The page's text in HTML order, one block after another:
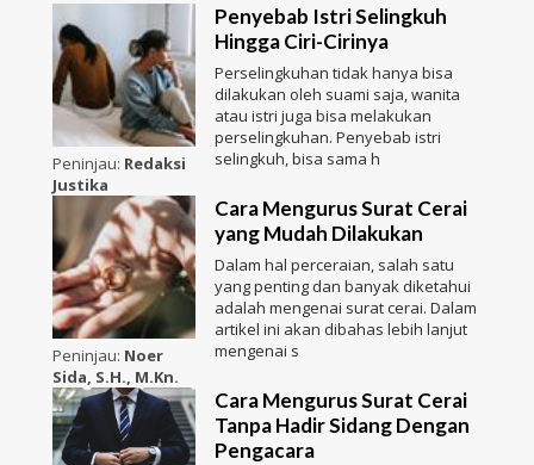
Peninjau: Redaksi
Justika
Penyebab Istri Selingkuh
Hingga Ciri-Cirinya
Perselingkuhan tidak hanya bisa
dilakukan oleh suami saja, wanita
atau istri juga bisa melakukan
perselingkuhan. Penyebab istri
selingkuh, bisa sama h
Peninjau: Noer
Sida, S.H., M.Kn.
Cara Mengurus Surat Cerai
yang Mudah Dilakukan
Dalam hal perceraian, salah satu
yang penting dan banyak diketahui
adalah mengenai surat cerai. Dalam
artikel ini akan dibahas lebih lanjut
mengenai s
Cara Mengurus Surat Cerai
Tanpa Hadir Sidang Dengan
Pengacara